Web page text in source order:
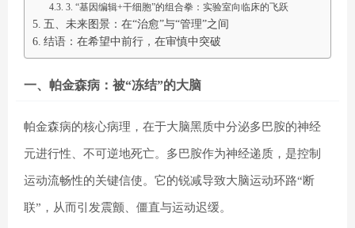
3. “基因编辑+干细胞”的组合拳：实验室向临床的飞跃
五、未来图景：在“治愈”与“管理”之间
结语：在希望中前行，在审慎中突破
一、帕金森病：被“冻结”的大脑
帕金森病的核心病理，在于大脑黑质中分泌多巴胺的神经
元进行性、不可逆地死亡。多巴胺作为神经递质，是控制
运动流畅性的关键信使。它的锐减导致大脑运动环路“断
联”，从而引发震颤、僵直与运动迟缓。